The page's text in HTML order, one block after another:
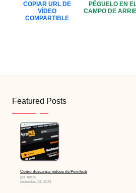
COPIAR URL DE
VÍDEO
COMPARTIBLE
PÉGUELO EN
CAMPO DE
Featured Posts
Cómo descargar vídeos de Pornhub
por TikDD
diciembre 23, 2024